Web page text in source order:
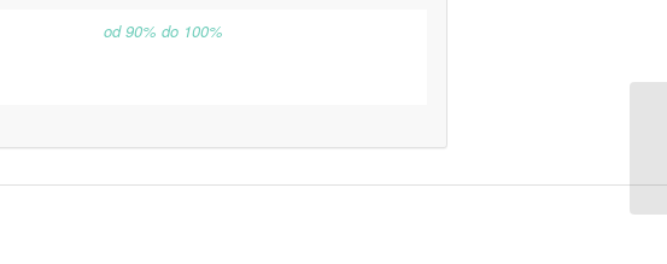
od 90% do 100%